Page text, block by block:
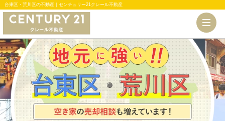
台東区・荒川区の不動産｜センチュリー21クレール不動産